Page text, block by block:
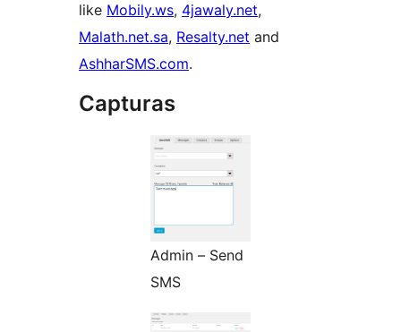
like Mobily.ws, 4jawaly.net,
Malath.net.sa, Resalty.net and
AshharSMS.com.
Capturas
Admin – Send
SMS